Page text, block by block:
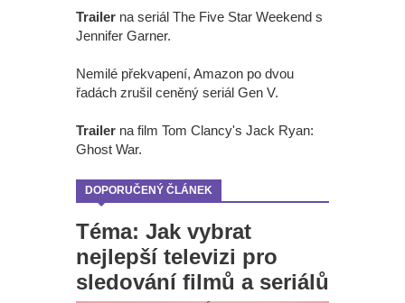
Trailer na seriál The Five Star Weekend s
Jennifer Garner.
Nemilé překvapení, Amazon po dvou
řadách zrušil ceněný seriál Gen V.
Trailer na film Tom Clancy's Jack Ryan:
Ghost War.
DOPORUČENÝ ČLÁNEK
Téma: Jak vybrat
nejlepší televizi pro
sledování filmů a seriálů